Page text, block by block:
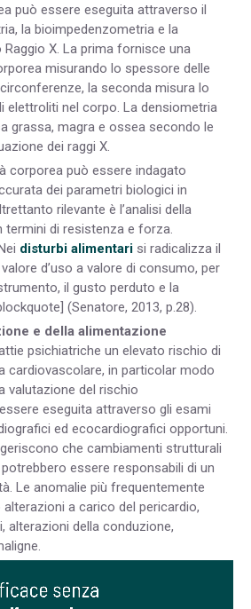
può essere eseguita attraverso il
la bioimpedenzometria e la
X. La prima fornisce una
misurando lo spessore delle
la seconda misura lo
elettroliti nel corpo. La densiometria
grassa, magra e ossea secondo le
dei raggi X.
corporea può essere indagato
dei parametri biologici in
rilevante è l’analisi della
di resistenza e forza.
disturbi alimentari si radicalizza il
d’uso a valore di consumo, per
il gusto perduto e la
(Senatore, 2013, p.28).
e della alimentazione
psichiatriche un elevato rischio di
cardiovascolare, in particolar modo
valutazione del rischio
eseguita attraverso gli esami
ed ecocardiografici opportuni.
che cambiamenti strutturali
essere responsabili di un
Le anomalie più frequentemente
a carico del pericardio,
alterazioni della conduzione,